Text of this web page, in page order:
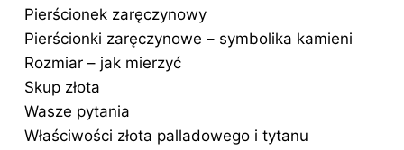
Pierścionek zaręczynowy
Pierścionki zaręczynowe – symbolika kamieni
Rozmiar – jak mierzyć
Skup złota
Wasze pytania
Właściwości złota palladowego i tytanu